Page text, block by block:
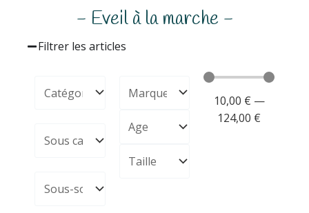
- Eveil à la marche -
Filtrer les articles
10,00 € —
124,00 €